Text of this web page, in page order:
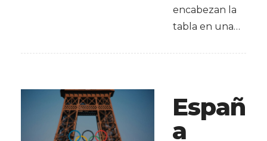
encabezan la
tabla en una…
Españ
a